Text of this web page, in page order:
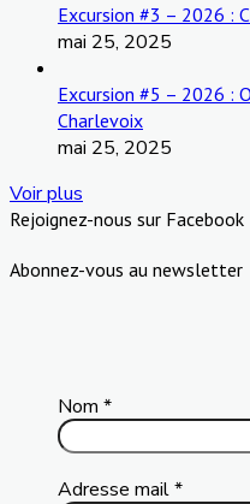
Excursion #3 – 2026 :
mai 25, 2025
Excursion #5 – 2026 :
Charlevoix
mai 25, 2025
Voir plus
Rejoignez-nous sur Facebook
Abonnez-vous au newsletter
Nom *
Adresse mail*